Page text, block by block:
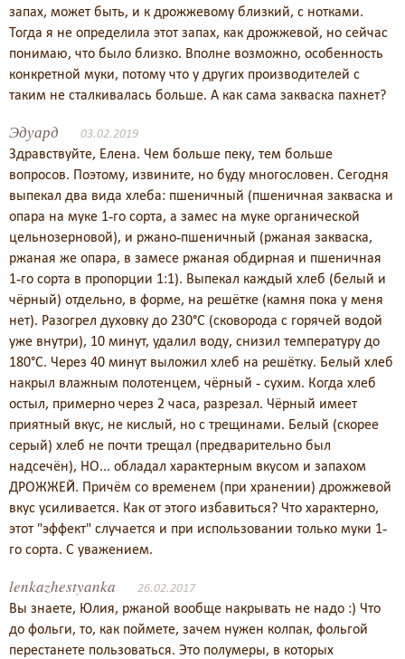
запах, может быть, и к дрожжевому близкий, с нотками.
Тогда я не определила этот запах, как дрожжевой, но сейчас
понимаю, что было близко. Вполне возможно, особенность
конкретной муки, потому что у других производителей с
таким не сталкивалась больше. А как сама закваска пахнет?
Эдуард 03.02.2019
Здравствуйте, Елена. Чем больше пеку, тем больше
вопросов. Поэтому, извините, но буду многословен. Сегодня
выпекал два вида хлеба: пшеничный (пшеничная закваска и
опара на муке 1-го сорта, а замес на муке органической
цельнозерновой), и ржано-пшеничный (ржаная закваска,
ржаная же опара, в замесе ржаная обдирная и пшеничная
1-го сорта в пропорции 1:1). Выпекал каждый хлеб (белый и
чёрный) отдельно, в форме, на решётке (камня пока у меня
нет). Разогрел духовку до 230°C (сковорода с горячей водой
уже внутри), 10 минут, удалил воду, снизил температуру до
180°C. Через 40 минут выложил хлеб на решётку. Белый хлеб
накрыл влажным полотенцем, чёрный - сухим. Когда хлеб
остыл, примерно через 2 часа, разрезал. Чёрный имеет
приятный вкус, не кислый, но с трещинами. Белый (скорее
серый) хлеб не почти трещал (предварительно был
надсечён), НО... обладал характерным вкусом и запахом
ДРОЖЖЕЙ. Причём со временем (при хранении) дрожжевой
вкус усиливается. Как от этого избавиться? Что характерно,
этот "эффект" случается и при использовании только муки 1-
го сорта. С уважением.
lenkazhestyanka 26.02.2017
Вы знаете, Юлия, ржаной вообще накрывать не надо :) Что
до фольги, то, как поймете, зачем нужен колпак, фольгой
перестанете пользоваться. Это полумеры, в которых